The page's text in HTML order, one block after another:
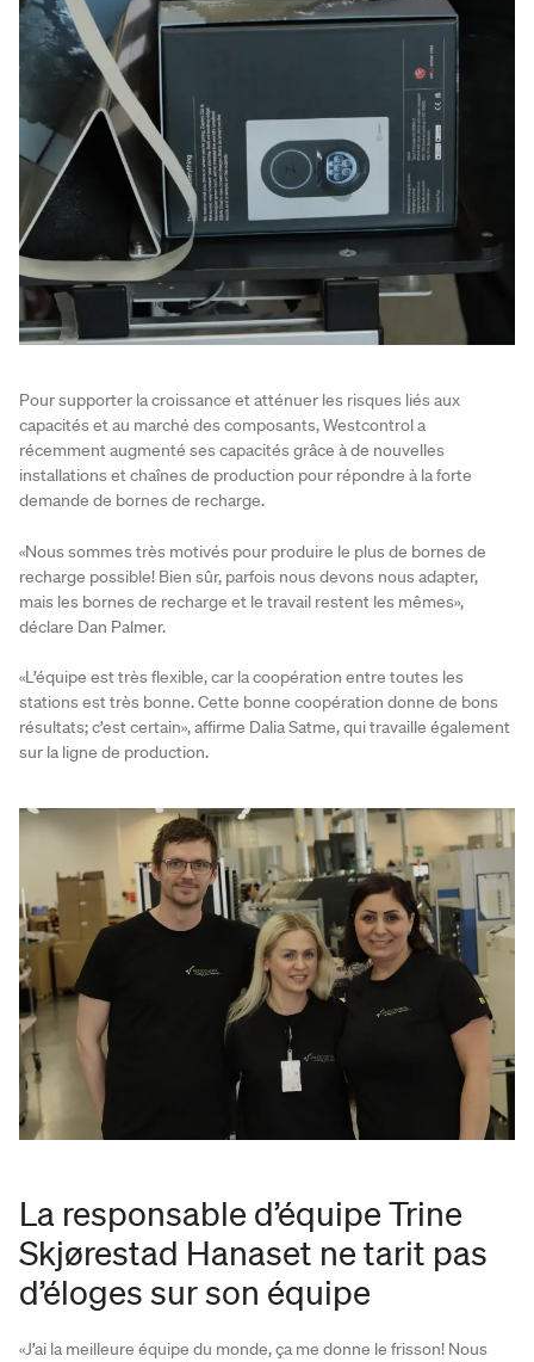
Pour supporter la croissance et atténuer les risques liés aux
capacités et au marché des composants, Westcontrol a
récemment augmenté ses capacités grâce à de nouvelles
installations et chaînes de production pour répondre à la forte
demande de bornes de recharge.
«Nous sommes très motivés pour produire le plus de bornes de
recharge possible! Bien sûr, parfois nous devons nous adapter,
mais les bornes de recharge et le travail restent les mêmes»,
déclare Dan Palmer.
«L’équipe est très flexible, car la coopération entre toutes les
stations est très bonne. Cette bonne coopération donne de bons
résultats; c’est certain», affirme Dalia Satme, qui travaille également
sur la ligne de production.
La responsable d’équipe Trine
Skjørestad Hanaset ne tarit pas
d’éloges sur son équipe
«J’ai la meilleure équipe du monde, ça me donne le frisson! Nous